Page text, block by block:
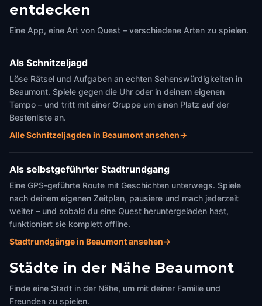
entdecken
Eine App, eine Art von Quest – verschiedene Arten zu spielen.
Als Schnitzeljagd
Löse Rätsel und Aufgaben an echten Sehenswürdigkeiten in
Beaumont. Spiele gegen die Uhr oder in deinem eigenen
Tempo – und tritt mit einer Gruppe um einen Platz auf der
Bestenliste an.
Alle Schnitzeljagden in Beaumont ansehen→
Als selbstgeführter Stadtrundgang
Eine GPS-geführte Route mit Geschichten unterwegs. Spiele
nach deinem eigenen Zeitplan, pausiere und mach jederzeit
weiter – und sobald du eine Quest heruntergeladen hast,
funktioniert sie komplett offline.
Stadtrundgänge in Beaumont ansehen→
Städte in der Nähe Beaumont
Finde eine Stadt in der Nähe, um mit deiner Familie und
Freunden zu spielen.